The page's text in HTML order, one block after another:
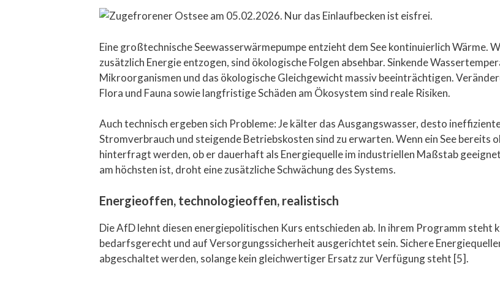
Eine großtechnische Seewasserwärmepumpe entzieht dem See kontinuierlich Wärme.
zusätzlich Energie entzogen, sind ökologische Folgen absehbar. Sinkende
Mikroorganismen und das ökologische Gleichgewicht massiv beeinträchtigen.
Flora und Fauna sowie langfristige Schäden am Ökosystem sind reale Risiken.
Auch technisch ergeben sich Probleme: Je kälter das Ausgangswasser, desto
Stromverbrauch und steigende Betriebskosten sind zu erwarten. Wenn ein See
hinterfragt werden, ob er dauerhaft als Energiequelle im industriellen Maßstab
am höchsten ist, droht eine zusätzliche Schwächung des Systems.
Energieoffen, technologieoffen, realistisch
Die AfD lehnt diesen energiepolitischen Kurs entschieden ab. In ihrem Programm
bedarfsgerecht und auf Versorgungssicherheit ausgerichtet sein. Sichere
abgeschaltet werden, solange kein gleichwertiger Ersatz zur Verfügung steht [5].